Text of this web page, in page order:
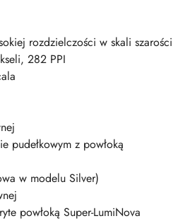
rozdzielczości w skali szarości
282 PPI
pudełkowym z powłoką
w modelu Silver)
powłoką Super-LumiNova